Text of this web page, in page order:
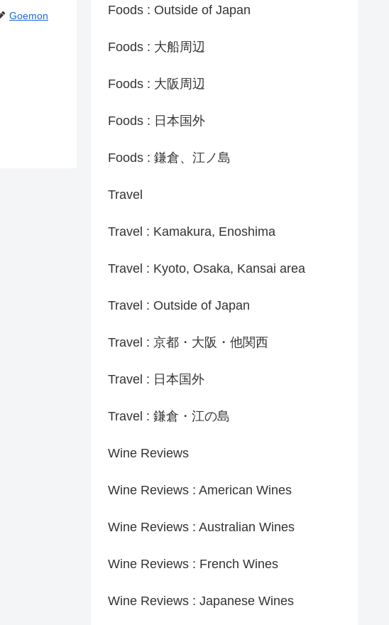
Goemon Foods : Outside of Japan
Foods : 大船周辺
Foods : 大阪周辺
Foods : 日本国外
Foods : 鎌倉、江ノ島
Travel
Travel : Kamakura, Enoshima
Travel : Kyoto, Osaka, Kansai area
Travel : Outside of Japan
Travel : 京都・大阪・他関西
Travel : 日本国外
Travel : 鎌倉・江の島
Wine Reviews
Wine Reviews : American Wines
Wine Reviews : Australian Wines
Wine Reviews : French Wines
Wine Reviews : Japanese Wines